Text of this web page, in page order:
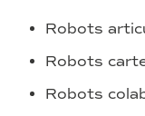
Robots
Robots
Robots